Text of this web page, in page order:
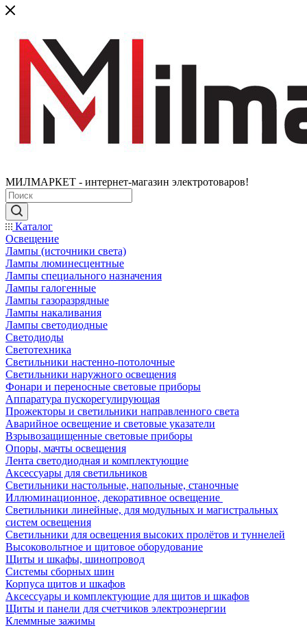
МИЛМАРКЕТ - интернет-магазин электротоваров!
Каталог
Освещение
Лампы (источники света)
Лампы люминесцентные
Лампы специального назначения
Лампы галогенные
Лампы газоразрядные
Лампы накаливания
Лампы светодиодные
Светодиоды
Светотехника
Светильники настенно-потолочные
Светильники наружного освещения
Фонари и переносные световые приборы
Аппаратура пускорегулирующая
Прожекторы и светильники направленного света
Аварийное освещение и световые указатели
Взрывозащищенные световые приборы
Опоры, мачты освещения
Лента светодиодная и комплектующие
Аксессуары для светильников
Светильники настольные, напольные, станочные
Иллюминационное, декоративное освещение
Светильники линейные, для модульных и магистральных
систем освещения
Светильники для освещения высоких пролётов и туннелей
Высоковольтное и щитовое оборудование
Щиты и шкафы, шинопровод
Системы сборных шин
Корпуса щитов и шкафов
Аксессуары и комплектующие для щитов и шкафов
Щиты и панели для счетчиков электроэнергии
Клеммные зажимы